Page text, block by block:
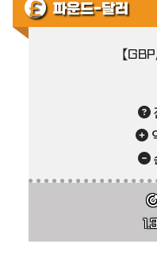
파운드-달러
【